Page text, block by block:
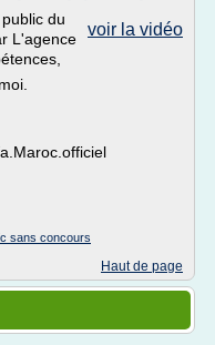
voir la vidéo
du
L'agence
sans concours
Haut de page